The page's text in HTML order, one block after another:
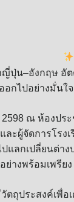
ปุ่น–อังกฤษ อัต
อกไปอย่างมั่นใ
ณ ห้องปร
ะผู้จัดการโรงเ
ปแลกเปลี่ยนต่า
ย่างพร้อมเพรียง
ตถุประสงค์เพื่